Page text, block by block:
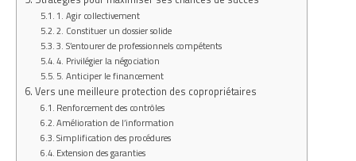
1. Agir collectivement
2. Constituer un dossier solide
3. S’entourer de professionnels compétents
4. Privilégier la négociation
5. Anticiper le financement
Vers une meilleure protection des copropriétaires
Renforcement des contrôles
Amélioration de l’information
Simplification des procédures
Extension des garanties